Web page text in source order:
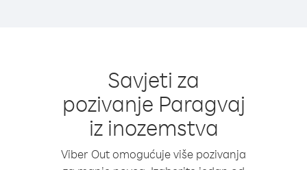
Savjeti za
pozivanje Paragvaj
iz inozemstva
Viber Out omogućuje više pozivanja